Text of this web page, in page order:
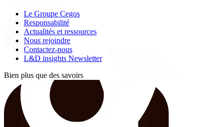
Le Groupe Cegos
Responsabilité
Actualités et ressources
Nous rejoindre
Contactez-nous
L&D insights Newsletter
Bien plus que des savoirs